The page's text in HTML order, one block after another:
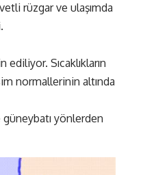
rüzgar ve ulaşımda
Sıcaklıkların
normallerinin altında
yönlerden